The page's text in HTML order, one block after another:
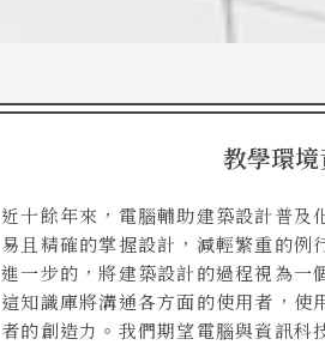
教學環
近十餘年來，電腦輔助建築設計普及
易且精確的掌握設計，減輕繁重的例
進一步的，將建築設計的過程視為一
這知識庫將溝通各方面的使用者，使
者的創造力。我們期望電腦與資訊科